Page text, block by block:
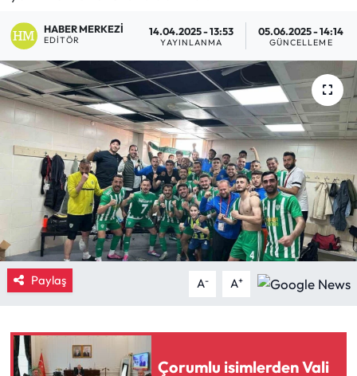
HABER MERKEZI
EDITÖR
14.04.2025 - 13:53
YAYINLANMA
05.06.2025 - 14:14
GÜNCELLEME
Paylaş A- A+
Çorumlu isimlerden Vali
Eğitim
Ekonomi
Güncel
İskilip Haberleri
Kargı Haberleri
Kimdir?
Kültür Sanat
Magazin